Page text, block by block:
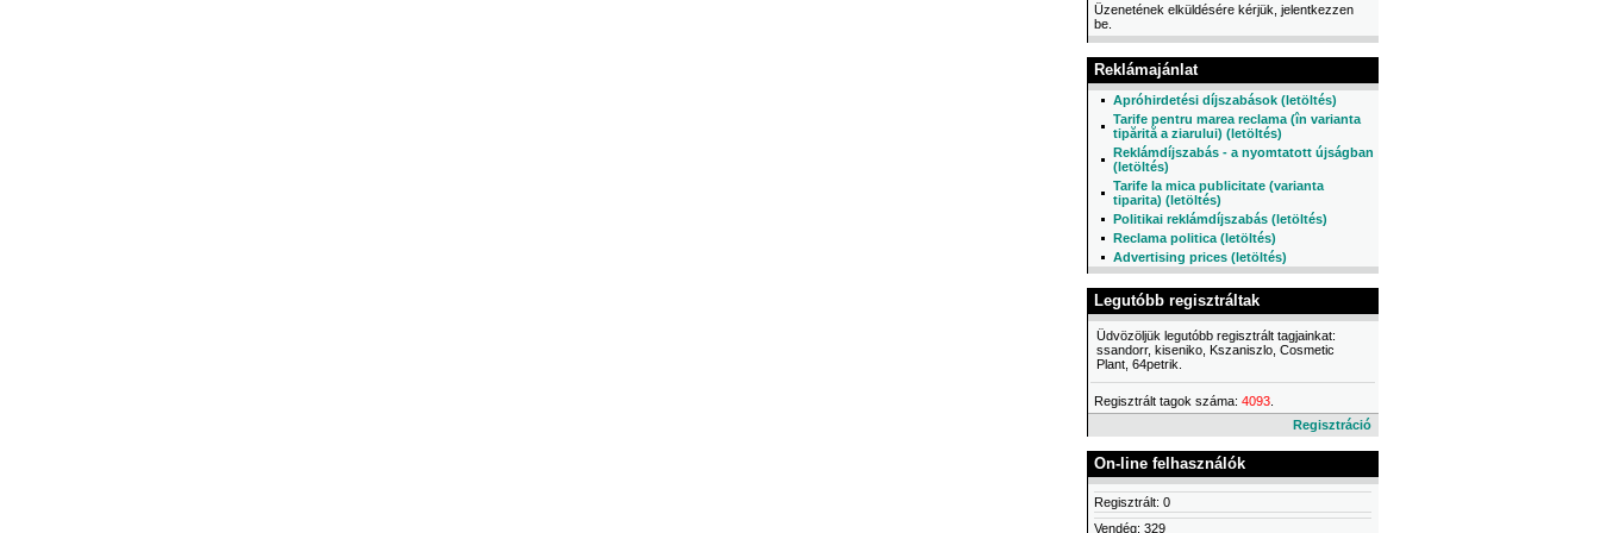
Üzenetének elküldésére kérjük, jelentkezzen
be.
Reklámajánlat
Apróhirdetési díjszabások (letöltés)
Tarife pentru marea reclama (în varianta
tipărită a ziarului) (letöltés)
Reklámdíjszabás - a nyomtatott újságban
(letöltés)
Tarife la mica publicitate (varianta
tiparita) (letöltés)
Politikai reklámdíjszabás (letöltés)
Reclama politica (letöltés)
Advertising prices (letöltés)
Legutóbb regisztráltak
Üdvözöljük legutóbb regisztrált tagjainkat:
ssandorr, kiseniko, Kszaniszlo, Cosmetic
Plant, 64petrik.
Regisztrált tagok száma: 4093
Regisztráció
On-line felhasználók
Regisztrált: 0
Vendég: 329